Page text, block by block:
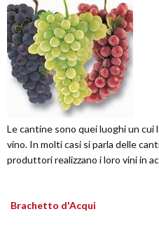
Le cantine sono quei luoghi un cui
vino. In molti casi si parla delle
produttori realizzano i loro vini in
Brachetto d'Acqui